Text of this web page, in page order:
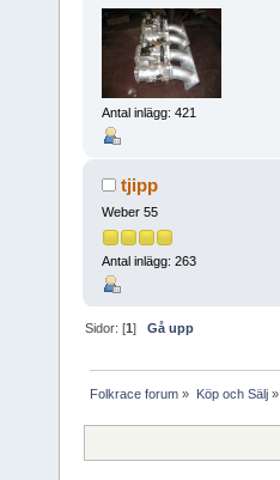
Antal inlägg: 421
tjipp
Weber 55
Antal inlägg: 263
Sidor: [1]Gå upp
Folkrace forum » Köp och Sälj»